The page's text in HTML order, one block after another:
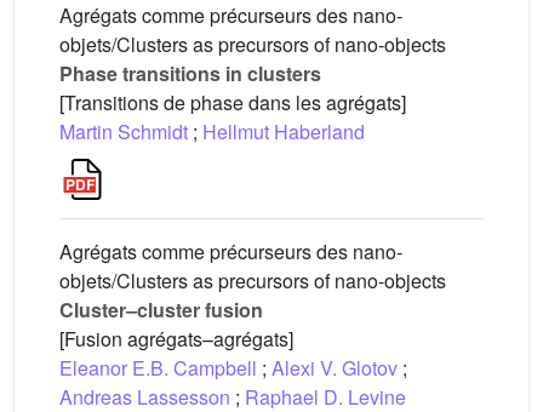
Agrégats comme précurseurs des nano-
objets/Clusters as precursors of nano-objects
Phase transitions in clusters
[Transitions de phase dans les agrégats]
Martin Schmidt ; Hellmut Haberland
Agrégats comme précurseurs des nano-
objets/Clusters as precursors of nano-objects
Cluster–cluster fusion
[Fusion agrégats–agrégats]
Eleanor E.B. Campbell ; Alexi V. Glotov ;
Andreas Lassesson ; Raphael D. Levine